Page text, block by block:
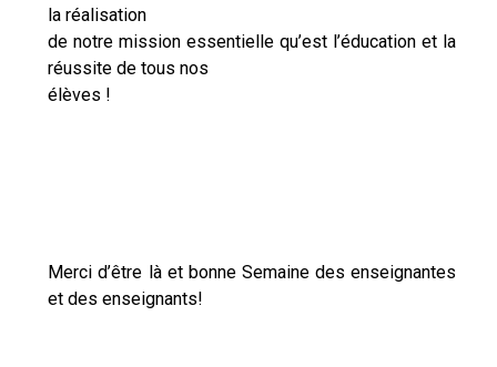
la réalisation
de notre mission essentielle qu’est l’éducation et la
réussite de tous nos
élèves !
Merci d’être là et bonne Semaine des enseignantes
et des enseignants!